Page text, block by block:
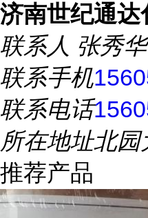
济南世纪通达
联系人 张秀华
联系手机
联系电话
所在地址北园
推荐产品